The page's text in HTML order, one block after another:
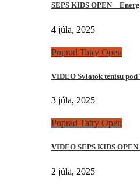
SEPS KIDS OPEN –
4 júla, 2025
Poprad Tatry Open
VIDEO Sviatok tenisu
3 júla, 2025
Poprad Tatry Open
VIDEO SEPS KIDS
2 júla, 2025